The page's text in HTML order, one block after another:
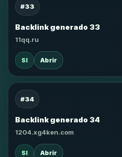
#33
Backlink generado 33
11qq.ru
SI Abrir
#34
Backlink generado 34
1204.xg4ken.com
SI Abrir